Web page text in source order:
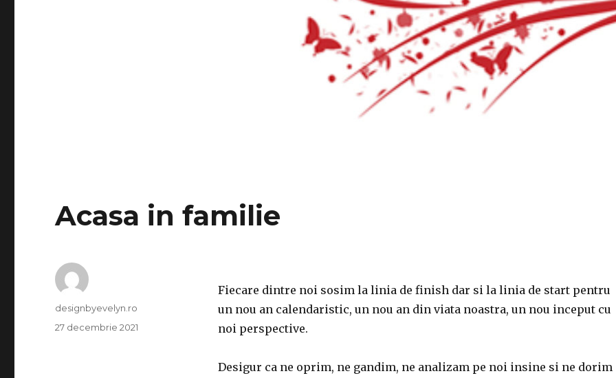
Acasa in familie
Fiecare dintre noi sosim la linia de finish dar si la linia de start pentru
un nou an calendaristic, un nou an din viata noastra, un nou inceput cu
noi perspective.
Desigur ca ne oprim, ne gandim, ne analizam pe noi insine si ne dorim
Autor
designbyevelyn.ro
Publicat
27 decembrie 2021